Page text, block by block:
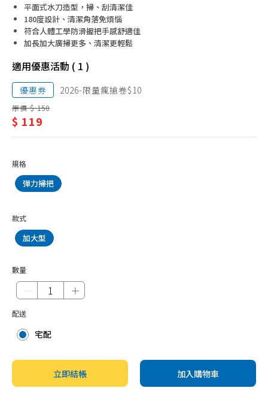
潔/
掃
把、
週
邊
配
件
抹布、菜瓜布
垃圾袋
垃圾桶
清潔劑品
環境抗菌、防護用品
防蚊、驅蚊、除蠅
除蟲、殺蟑、鼠疫
除臭、芳香
水管
防水噴霧
平面式水刀造型，掃、刮清潔佳
180度設計、清潔角落免煩惱
符合人體工學防滑握把手感舒適佳
加長加大廣掃更多、清潔更輕鬆
適用優惠活動 ( 1 )
優惠券 2026-限量瘋搶卷$10
原價 $ 150
$ 119
規格
彈力掃把
款式
加大型
數量
＋
配送
宅配
立即結帳 加入購物車